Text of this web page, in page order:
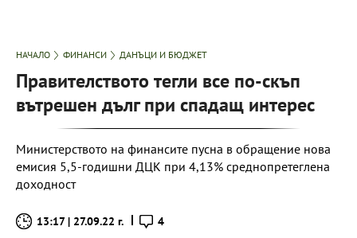
НАЧАЛО ФИНАНСИ ДАНЪЦИ И БЮДЖЕТ
Правителството тегли все по-скъп
вътрешен дълг при спадащ интерес
Министерството на финансите пусна в обращение нова
емисия 5,5-годишни ДЦК при 4,13% среднопретеглена
доходност
13:17 | 27.09.22 г. 4